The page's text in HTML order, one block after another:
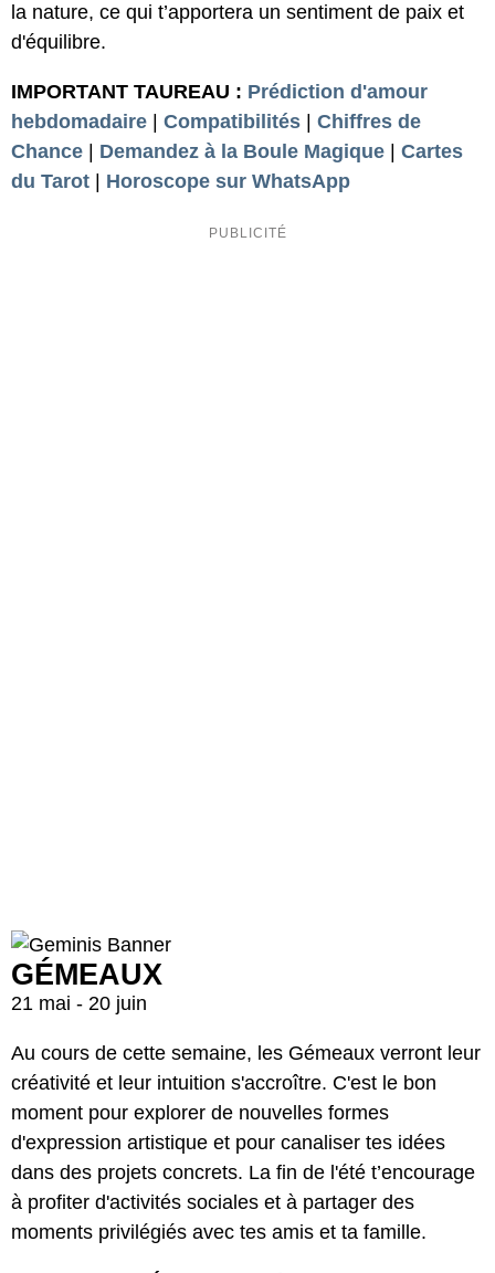
la nature, ce qui t’apportera un sentiment de paix et
d'équilibre.
IMPORTANT TAUREAU : Prédiction d'amour
hebdomadaire
Compatibilités
Chiffres de
Chance
Demandez à la Boule Magique
Cartes
du Tarot
Horoscope sur WhatsApp
GÉMEAUX
21 mai - 20 juin
Au cours de cette semaine, les Gémeaux verront leur
créativité et leur intuition s'accroître. C'est le bon
moment pour explorer de nouvelles formes
d'expression artistique et pour canaliser tes idées
dans des projets concrets. La fin de l'été t’encourage
à profiter d'activités sociales et à partager des
moments privilégiés avec tes amis et ta famille.